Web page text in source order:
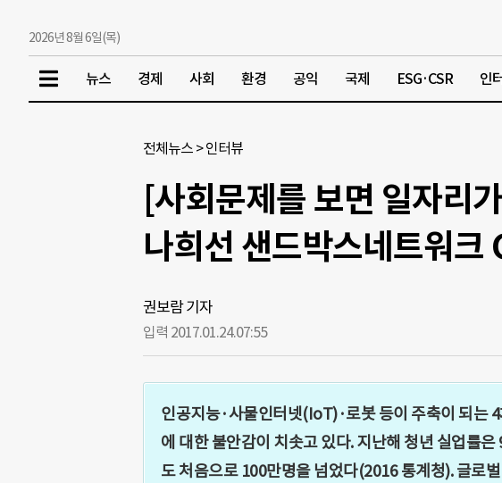
2026년 8월 6일(목)
뉴스 경제 사회 환경 공익 국제 ESG·CSR 인
전체뉴스 >인터뷰
[사회문제를 보면 일자리
나희선 샌드박스네트워크
권보람 기자
입력 2017.01.24.07:55
인공지능·사물인터넷(IoT)·로봇 등이 주축이 되는
에 대한 불안감이 치솟고 있다. 지난해 청년 실업률
도 처음으로 100만명을 넘었다(2016 통계청). 글로